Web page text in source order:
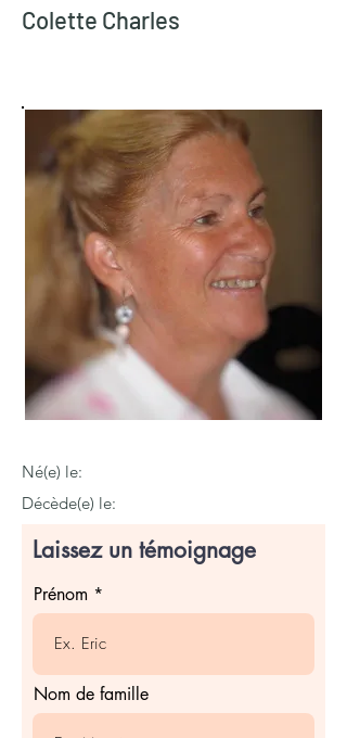
Colette Charles
Né(e) le:
Décède(e) le:
Laissez un témoignage
Prénom
Nom de famille